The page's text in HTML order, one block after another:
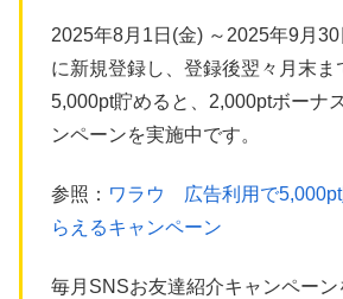
2025年8月1日(金) ～2025年9月
に新規登録し、登録後翌々月末ま
5,000pt貯めると、2,000ptボーナ
ンペーンを実施中です。
参照： ワラウ 広告利用で5,000pt
らえるキャンペーン
毎月SNSお友達紹介キャンペーン